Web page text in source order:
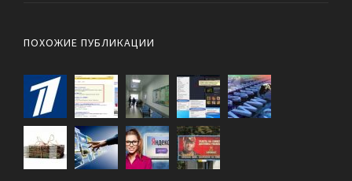
ПОХОЖИЕ ПУБЛИКАЦИИ